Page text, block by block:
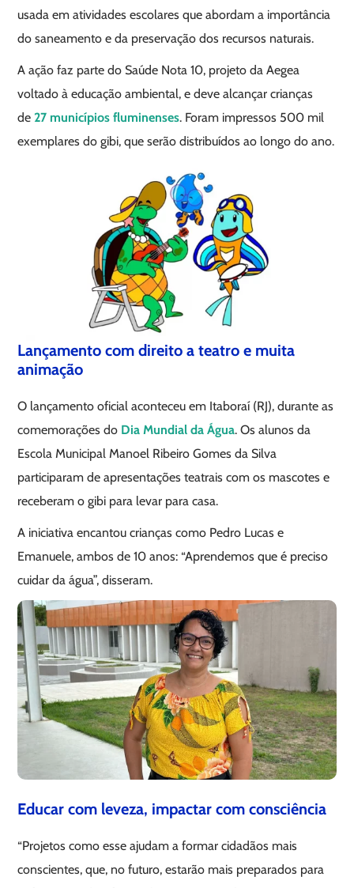
usada em atividades escolares que abordam a importância
do saneamento e da preservação dos recursos naturais.
A ação faz parte do Saúde Nota 10, projeto da Aegea
voltado à educação ambiental, e deve alcançar crianças
de 27 municípios fluminenses. Foram impressos 500 mil
exemplares do gibi, que serão distribuídos ao longo do ano.
Lançamento com direito a teatro e muita
animação
O lançamento oficial aconteceu em Itaboraí (RJ), durante as
comemorações do Dia Mundial da Água. Os alunos da
Escola Municipal Manoel Ribeiro Gomes da Silva
participaram de apresentações teatrais com os mascotes e
receberam o gibi para levar para casa.
A iniciativa encantou crianças como Pedro Lucas e
Emanuele, ambos de 10 anos: “Aprendemos que é preciso
cuidar da água”, disseram.
Educar com leveza, impactar com consciência
“Projetos como esse ajudam a formar cidadãos mais
conscientes, que, no futuro, estarão mais preparados para